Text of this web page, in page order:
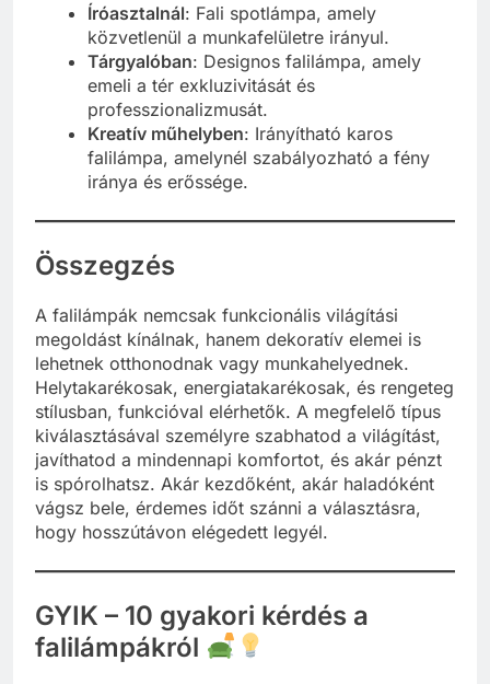
Íróasztalnál: Fali spotlámpa, amely
közvetlenül a munkafelületre irányul.
Tárgyalóban: Designos falilámpa, amely
emeli a tér exkluzivitását és
professzionalizmusát.
Kreatív műhelyben: Irányítható karos
falilámpa, amelynél szabályozható a fény
iránya és erőssége.
Összegzés
A falilámpák nemcsak funkcionális világítási
megoldást kínálnak, hanem dekoratív elemei is
lehetnek otthonodnak vagy munkahelyednek.
Helytakarékosak, energiatakarékosak, és rengeteg
stílusban, funkcióval elérhetők. A megfelelő típus
kiválasztásával személyre szabhatod a világítást,
javíthatod a mindennapi komfortot, és akár pénzt
is spórolhatsz. Akár kezdőként, akár haladóként
vágsz bele, érdemes időt szánni a választásra,
hogy hosszútávon elégedett legyél.
GYIK – 10 gyakori kérdés a
falilámpákról